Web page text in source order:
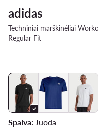
adidas
Techniniai marškinėliai
Regular Fit
Spalva: Juoda